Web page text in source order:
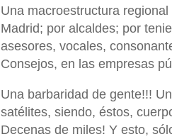
Una macroestructura
Madrid; por alcaldes; por
asesores, vocales,
Consejos, en las empresas
Una barbaridad de gente!!!
satélites, siendo, éstos,
Decenas de miles! Y esto,